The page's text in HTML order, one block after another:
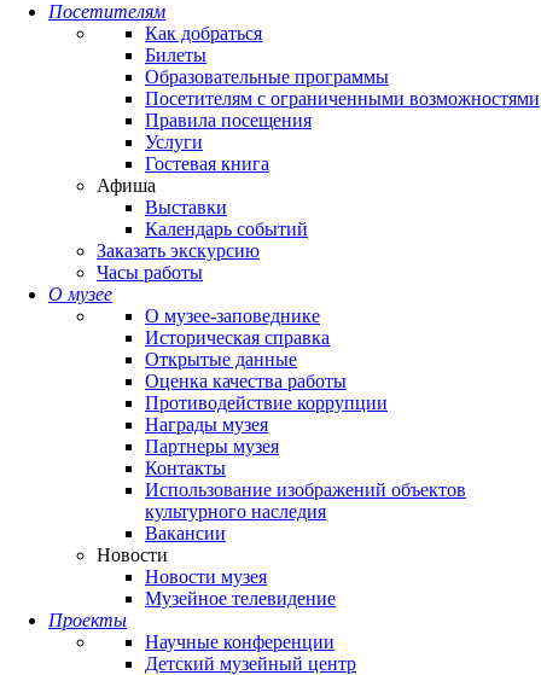
Посетителям
Как добраться
Билеты
Образовательные программы
Посетителям с ограниченными возможностями
Правила посещения
Услуги
Гостевая книга
Афиша
Выставки
Календарь событий
Заказать экскурсию
Часы работы
О музее
О музее-заповеднике
Историческая справка
Открытые данные
Оценка качества работы
Противодействие коррупции
Награды музея
Партнеры музея
Контакты
Использование изображений объектов
культурного наследия
Вакансии
Новости
Новости музея
Музейное телевидение
Проекты
Научные конференции
Детский музейный центр